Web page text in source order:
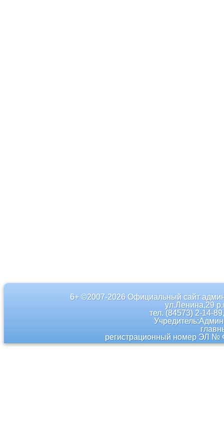
6+ ©2007-2026 Официальный сайт
ул.Ленина,29
тел. (84573) 2-14-
регистрационный номер ЭЛ №